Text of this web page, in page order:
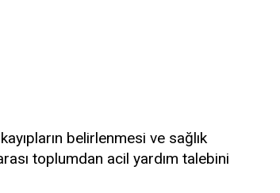
belirlenmesi ve sağlık
toplumdan acil yardım talebini